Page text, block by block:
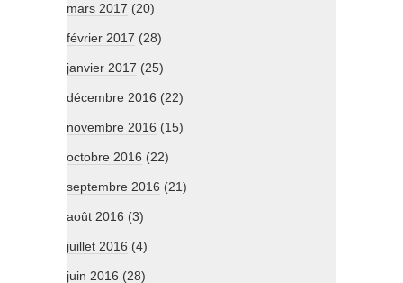
mars 2017 (20)
février 2017 (28)
janvier 2017 (25)
décembre 2016 (22)
novembre 2016 (15)
octobre 2016 (22)
septembre 2016 (21)
août 2016 (3)
juillet 2016 (4)
juin 2016 (28)